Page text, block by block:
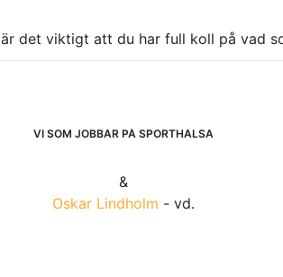
är det viktigt att du har full koll på vad
VI SOM JOBBAR PÅ SPORTHÄLSA
&
Oskar Lindholm - vd.